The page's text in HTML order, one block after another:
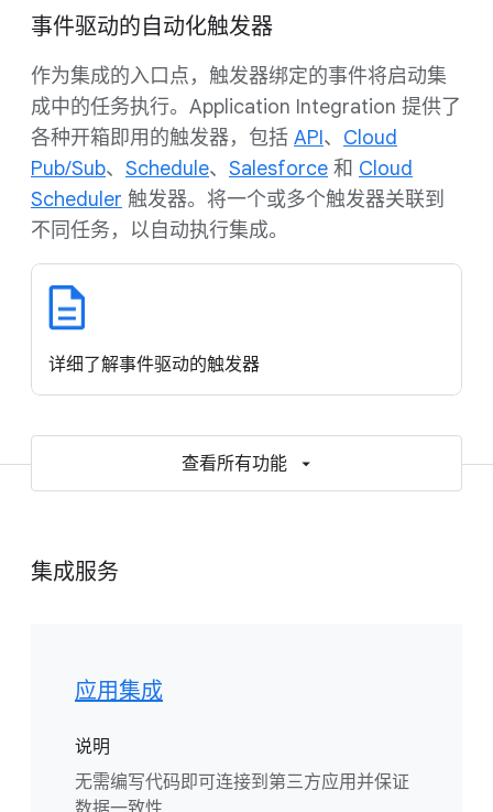
事件驱动的自动化触发器
作为集成的入口点，触发器绑定的事件将启动集
成中的任务执行。Application Integration 提供了
各种开箱即用的触发器，包括 API、 Cloud
Pub/Sub、 Schedule、 Salesforce 和 Cloud
Scheduler 触发器。将一个或多个触发器关联到
不同任务，以自动执行集成。
详细了解事件驱动的触发器
查看所有功能
集成服务
应用集成
说明
无需编写代码即可连接到第三方应用并保证